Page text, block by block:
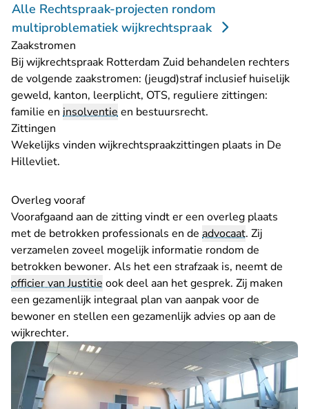
Alle Rechtspraak-projecten rondom
multiproblematiek wijkrechtspraak
Zaakstromen
Bij wijkrechtspraak Rotterdam Zuid behandelen rechters
de volgende zaakstromen: (jeugd)straf inclusief huiselijk
geweld, kanton, leerplicht, OTS, reguliere zittingen:
familie en insolventieen bestuursrecht.
Zittingen
Wekelijks vinden wijkrechtspraakzittingen plaats in De
Hillevliet.
Overleg vooraf
Voorafgaand aan de zitting vindt er een overleg plaats
met de betrokken professionals en de advocaat. Zij
verzamelen zoveel mogelijk informatie rondom de
betrokken bewoner. Als het een strafzaak is, neemt de
officier van Justitie ook deel aan het gesprek. Zij maken
een gezamenlijk integraal plan van aanpak voor de
bewoner en stellen een gezamenlijk advies op aan de
wijkrechter.